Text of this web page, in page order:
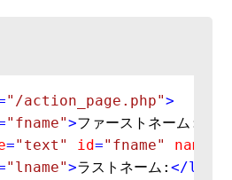
"/action_page.php">
"fname">ファーストネーム:
="text" id="fname" name
"lname">ラストネーム:</